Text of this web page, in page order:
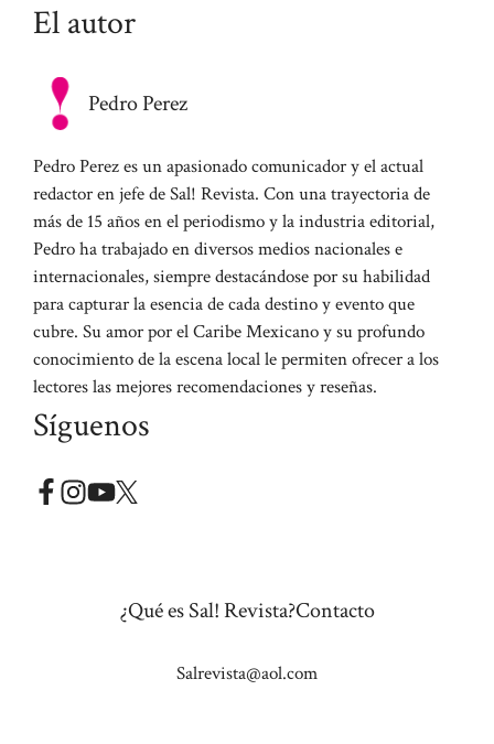
El autor
Pedro Perez
Pedro Perez es un apasionado comunicador y el actual
redactor en jefe de Sal! Revista. Con una trayectoria de
más de 15 años en el periodismo y la industria editorial,
Pedro ha trabajado en diversos medios nacionales e
internacionales, siempre destacándose por su habilidad
para capturar la esencia de cada destino y evento que
cubre. Su amor por el Caribe Mexicano y su profundo
conocimiento de la escena local le permiten ofrecer a los
lectores las mejores recomendaciones y reseñas.
Síguenos
¿Qué es Sal! Revista?Contacto
Salrevista@aol.com